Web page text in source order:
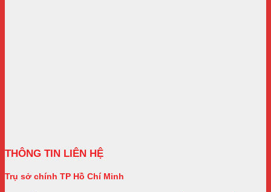
THÔNG TIN LIÊN HỆ
Trụ sở chính TP Hồ Chí Minh